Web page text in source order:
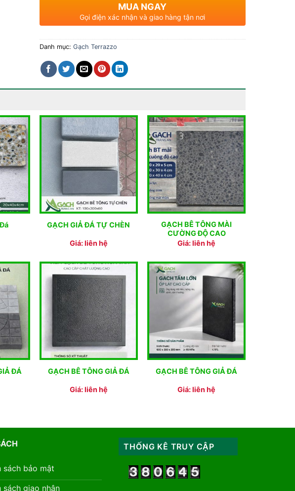
MUA NGAY
Gọi điện xác nhận và giao hàng tận nơi
Danh mục:Gạch Terrazzo
GẠCH GIẢ ĐÁ TỰ CHÈN
Giá: liên hệ
GẠCH BÊ TÔNG MÀI
CƯỜNG ĐỘ CAO
Giá: liên hệ
ĐÁ GẠCH BÊ TÔNG GIẢ ĐÁ
Giá: liên hệ
GẠCH BÊ TÔNG GIẢ ĐÁ
Giá: liên hệ
sách bảo mật
sách giao nhận
THỐNG KÊ TRUY CẬP